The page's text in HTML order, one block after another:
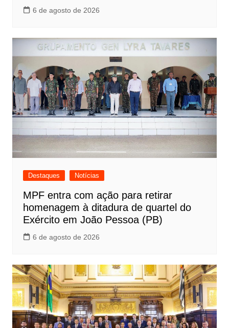
6 de agosto de 2026
Destaques Notícias
MPF entra com ação para retirar
homenagem à ditadura de quartel do
Exército em João Pessoa (PB)
6 de agosto de 2026